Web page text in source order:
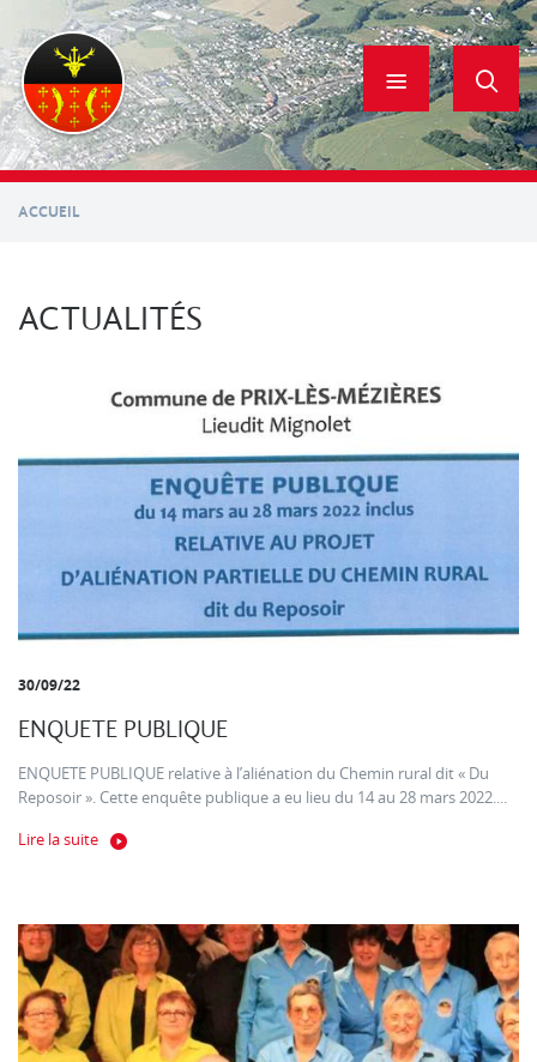
contenu
principal
ACCUEIL
ACTUALITÉS
30/09/22
ENQUETE PUBLIQUE
ENQUETE PUBLIQUE relative à l’aliénation du Chemin rural dit « Du
Reposoir ». Cette enquête publique a eu lieu du 14 au 28 mars 2022....
Lire la suite